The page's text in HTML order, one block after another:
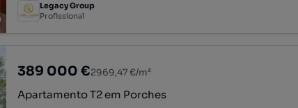
Legacy Group
Profissional
389 000 €2969,47 €/m²
Apartamento T2 em Porches